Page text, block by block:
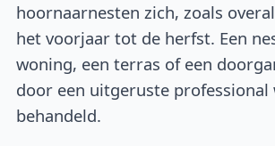
hoornaarnesten zich, zoals
het voorjaar tot de herfst. Een
woning, een terras of een
door een uitgeruste professional
behandeld.